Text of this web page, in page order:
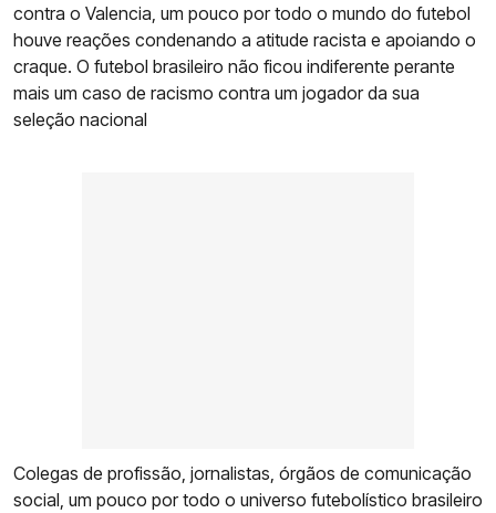
contra o Valencia, um pouco por todo o mundo do futebol
houve reações condenando a atitude racista e apoiando o
craque. O futebol brasileiro não ficou indiferente perante
mais um caso de racismo contra um jogador da sua
seleção nacional
Colegas de profissão, jornalistas, órgãos de comunicação
social, um pouco por todo o universo futebolístico brasileiro